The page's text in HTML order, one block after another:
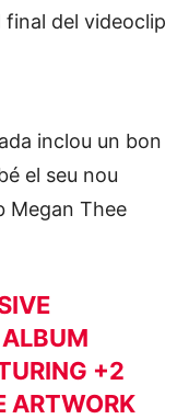
final del videoclip
inclou un bon
el seu nou
Megan Thee
+2
ARTWORK